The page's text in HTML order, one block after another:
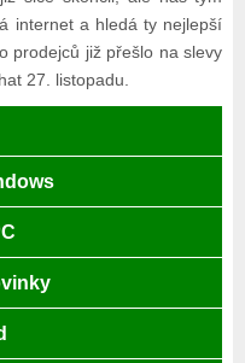
internet a hledá ty nejlepší
prodejců již přešlo na slevy
27. listopadu.